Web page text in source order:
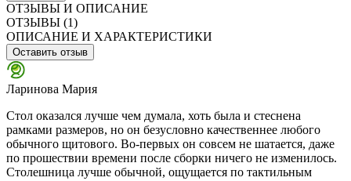
ОТЗЫВЫ И ОПИСАНИЕ
ОТЗЫВЫ (1)
ОПИСАНИЕ И ХАРАКТЕРИСТИКИ
Оставить отзыв
Ларинова Мария
Стол оказался лучше чем думала, хоть была и стеснена
рамками размеров, но он безусловно качественнее любого
обычного щитового. Во-первых он совсем не шатается, даже
по прошествии времени после сборки ничего не изменилось.
Столешница лучше обычной, ощущается по тактильным